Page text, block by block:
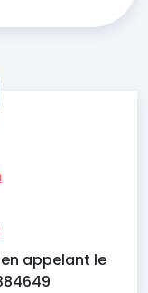
appelant le